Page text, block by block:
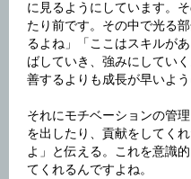
に見るようにしています。
たり前です。その中で光る
るよね」「ここはスキルが
ばしていき、強みにしてい
善するよりも成長が早いよう
それにモチベーションの管
を出したり、貢献をしてく
よ」と伝える。これを意識
てくれるんですよね。